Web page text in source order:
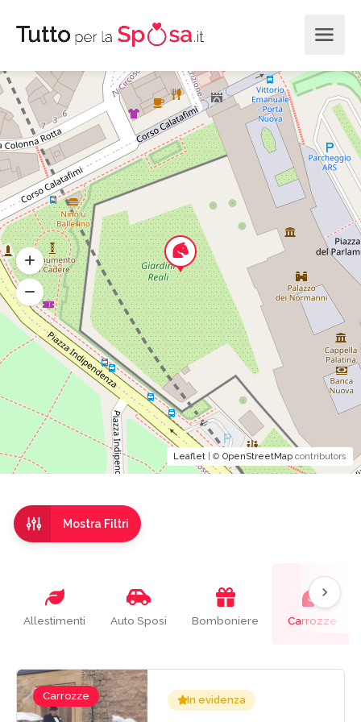
Mostra Filtri
Allestimenti Auto Sposi Bomboniere Carrozze
Carrozze In evidenza
Leaflet | © OpenStreetMap contributors